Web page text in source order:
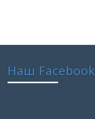
Наш Facebook